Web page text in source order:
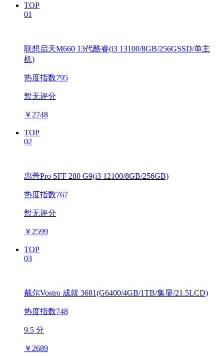
TOP
01
联想启天M660 13代酷睿(i3 13100/8GB/256GSSD/单主
机)
热度指数795
暂无评分
￥ 2748
TOP
02
惠普Pro SFF 280 G9(i3 12100/8GB/256GB)
热度指数767
暂无评分
￥ 2599
TOP
03
戴尔Vostro 成就 3681(G6400/4GB/1TB/集显/21.5LCD)
热度指数748
9.5 分
￥ 2689